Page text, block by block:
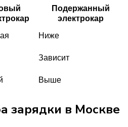
Подержанный
электрокар
Ниже
Зависит
Выше
зарядки в Москве